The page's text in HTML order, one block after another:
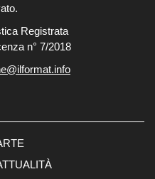
Registrata
n° 7/2018